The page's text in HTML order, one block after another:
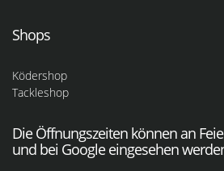
Shops
Ködershop
Tackleshop
Die Öffnungszeiten können an
und bei Google eingesehen